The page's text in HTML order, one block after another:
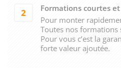
2
Formations courtes
Pour monter
Toutes nos
Pour vous c’est la
forte valeur ajoutée.